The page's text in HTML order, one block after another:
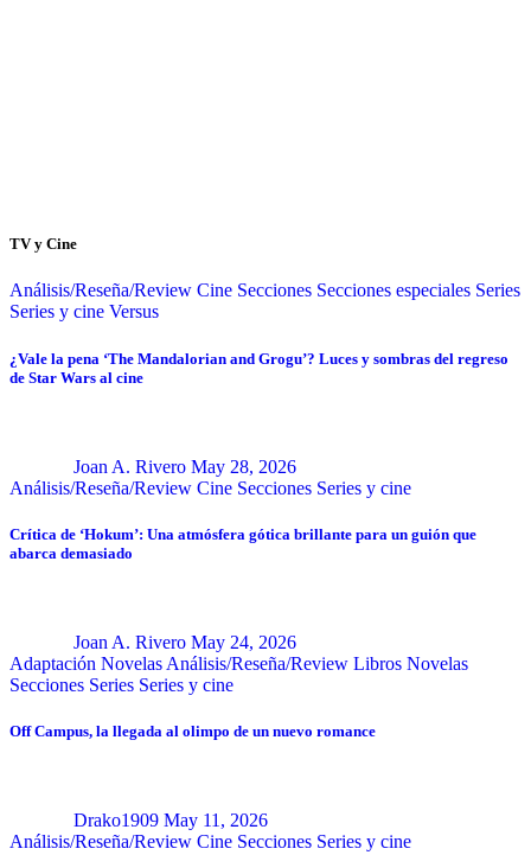
TV y Cine
Análisis/Reseña/Review Cine Secciones Secciones especiales Series
Series y cine Versus
¿Vale la pena ‘The Mandalorian and Grogu’? Luces y sombras del regreso
de Star Wars al cine
Joan A. Rivero May 28, 2026
Análisis/Reseña/Review Cine Secciones Series y cine
Crítica de ‘Hokum’: Una atmósfera gótica brillante para un guión que
abarca demasiado
Joan A. Rivero May 24, 2026
Adaptación Novelas Análisis/Reseña/Review Libros Novelas
Secciones Series Series y cine
Off Campus, la llegada al olimpo de un nuevo romance
Drako1909 May 11, 2026
Análisis/Reseña/Review Cine Secciones Series y cine